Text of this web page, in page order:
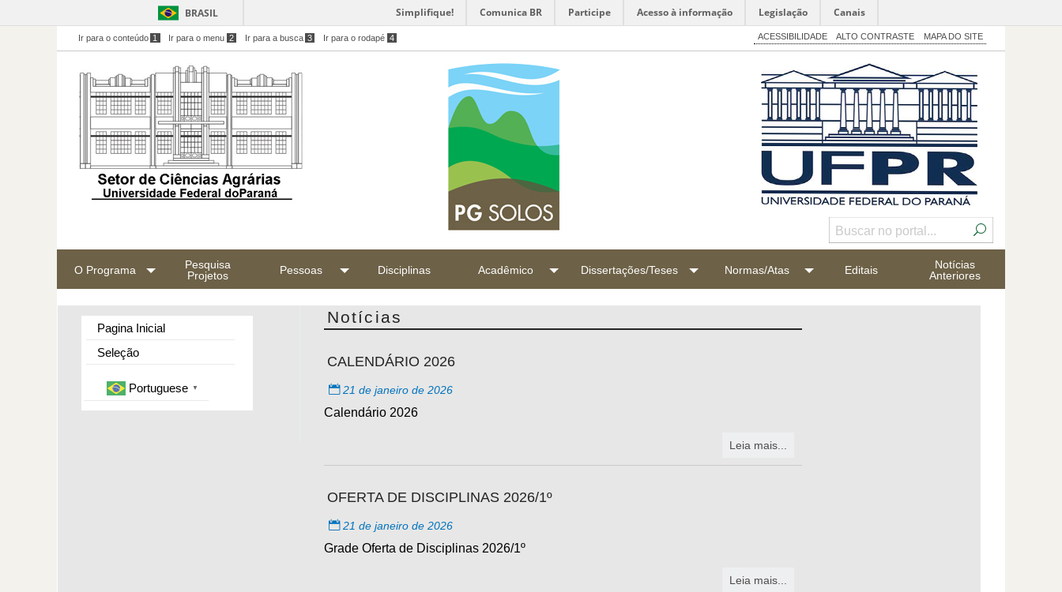
BRASIL Simplifique! Comunica BR Participe Acesso à informação Legislação Canais
Ir para o conteúdo 1 Ir para o menu 2 Ir para a busca 3 Ir para o rodapé 4 ACESSIBILIDADE ALTO CONTRASTE MAPA DO SITE
O Programa
Pesquisa
Projetos
Pessoas Disciplinas Acadêmico Dissertações/Teses Normas/Atas Editais
Notícias
Anteriores
Pagina Inicial
Seleção
Portuguese ▼
Notícias
CALENDÁRIO 2026
21 de janeiro de 2026
Calendário 2026
Leia mais...
OFERTA DE DISCIPLINAS 2026/1º
21 de janeiro de 2026
Grade Oferta de Disciplinas 2026/1º
Leia mais...